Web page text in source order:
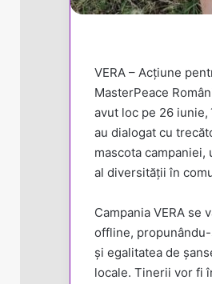
VERA – Acțiune
MasterPeace
avut loc pe 26
au dialogat cu
mascota
al diversității în
Campania VERA se
offline,
și egalitatea de
locale. Tinerii vor fi